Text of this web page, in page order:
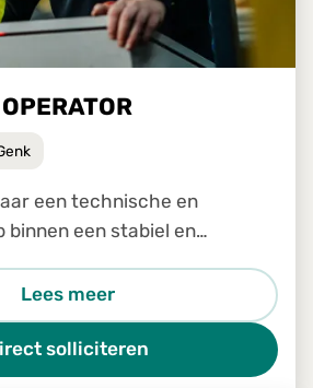
een technische en
binnen een stabiel en
zeker iets voor jou.
Lees meer
solliciteren